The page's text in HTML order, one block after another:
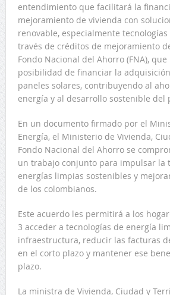
entendimiento que facilitará la
mejoramiento de vivienda con
renovable, especialmente tecnologías
través de créditos de mejoramiento
Fondo Nacional del Ahorro (FNA),
posibilidad de financiar la
paneles solares, contribuyendo al
energía y al desarrollo sostenible del
En un documento firmado por el
Energía, el Ministerio de Vivienda,
Fondo Nacional del Ahorro se
un trabajo conjunto para impulsar la
energías limpias sostenibles y
de los colombianos.
Este acuerdo les permitirá a los
3 acceder a tecnologías de energía
infraestructura, reducir las facturas
en el corto plazo y mantener ese
plazo.
La ministra de Vivienda, Ciudad y